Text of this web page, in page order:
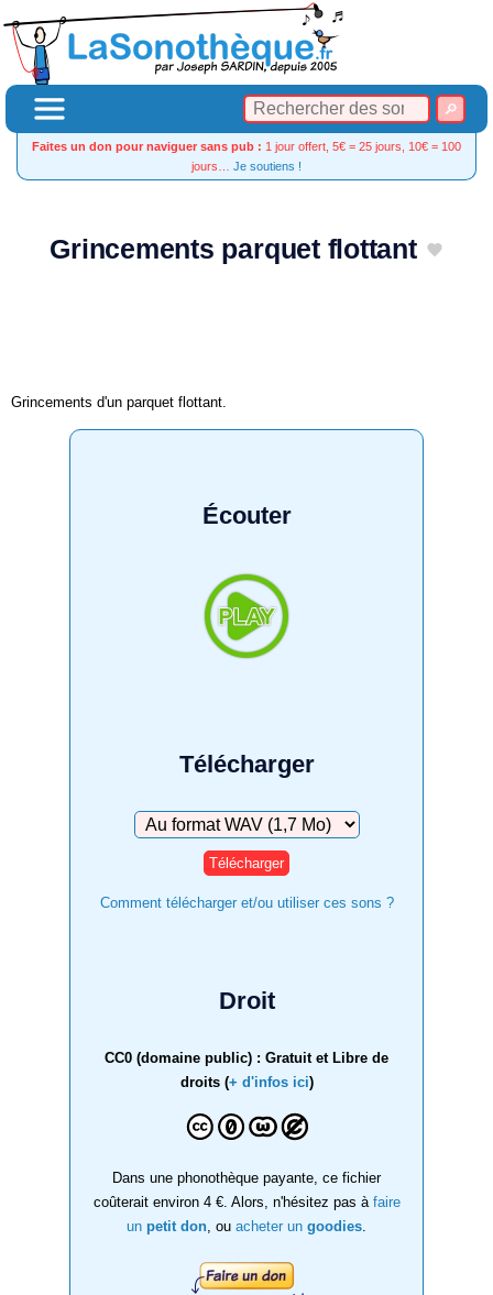
Faites un don pour naviguer sans pub : 1 jour offert, 5€ = 25 jours, 10€ = 100
jours… Je soutiens !
Grincements parquet flottant
Grincements d'un parquet flottant.
Écouter
Télécharger
Télécharger
Comment télécharger et/ou utiliser ces sons ?
Droit
CC0 (domaine public) : Gratuit et Libre de
droits (+ d'infos ici)
Dans une phonothèque payante, ce fichier
coûterait environ 4 €. Alors, n'hésitez pas à faire
un petit don , ou acheter un goodies